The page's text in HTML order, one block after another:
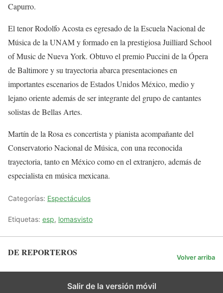
Capurro.
El tenor Rodolfo Acosta es egresado de la Escuela Nacional de
Música de la UNAM y formado en la prestigiosa Juilliard School
of Music de Nueva York. Obtuvo el premio Puccini de la Ópera
de Baltimore y su trayectoria abarca presentaciones en
importantes escenarios de Estados Unidos México, medio y
lejano oriente además de ser integrante del grupo de cantantes
solistas de Bellas Artes.
Martín de la Rosa es concertista y pianista acompañante del
Conservatorio Nacional de Música, con una reconocida
trayectoria, tanto en México como en el extranjero, además de
especialista en música mexicana.
Categorías: Espectáculos
Etiquetas: esp, lomasvisto
DE REPORTEROS Volver arriba
Salir de la versión móvil